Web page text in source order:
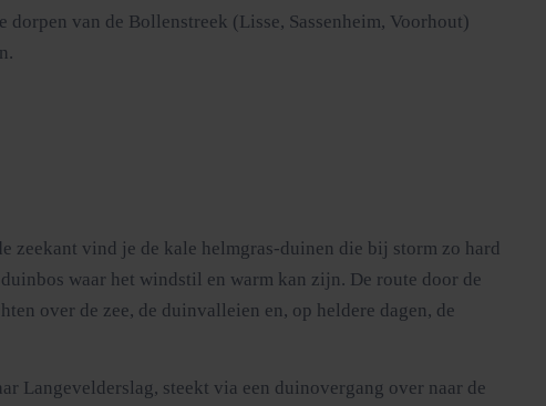
van de Bollenstreek (Lisse, Sassenheim, Voorhout)
zeekant vind je de kale helmgras-duinen die bij storm zo hard
waar het windstil en warm kan zijn. De route door de
over de zee, de duinvalleien en, op heldere dagen, de
Langevelderslag, steekt via een duinovergang over naar de